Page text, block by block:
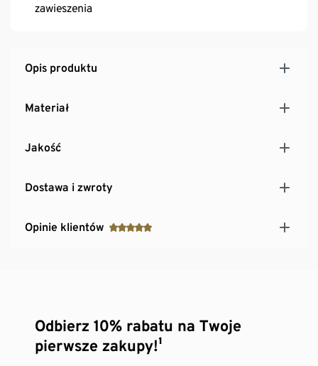
zawieszenia
Opis produktu
Materiał
Jakość
Dostawa i zwroty
Opinie klientów
Odbierz 10% rabatu na Twoje
pierwsze zakupy!¹